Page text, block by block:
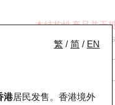
本结构性产品并无
ol-
繁 / 简 / EN
港居民发售。香港境外